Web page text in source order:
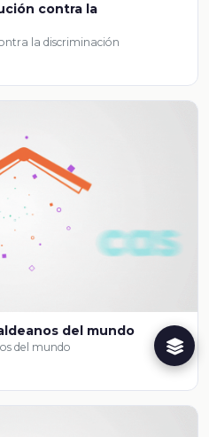
contra la
la discriminación
del mundo
del mundo